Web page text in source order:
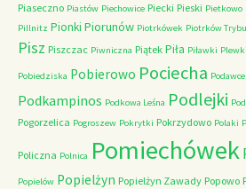
Piaseczno Piastów Piechowice Piecki Pieski Pietkowo
Pillnitz Pionki Piorunów Piotrkówek Piotrków
Pisz Piszczac Piwniczna Piątek Piła Piławki Plewki
Pobiedziska Pobierowo Pociecha Podawce
Podkampinos Podkowa Leśna Podlejki
Pogorzelica Pogroszew Pokrytki Pokrzydowo Polaki
Policzna Polnica Pomiechówek
Popielów Popielżyn Popielżyn Zawady Popowo